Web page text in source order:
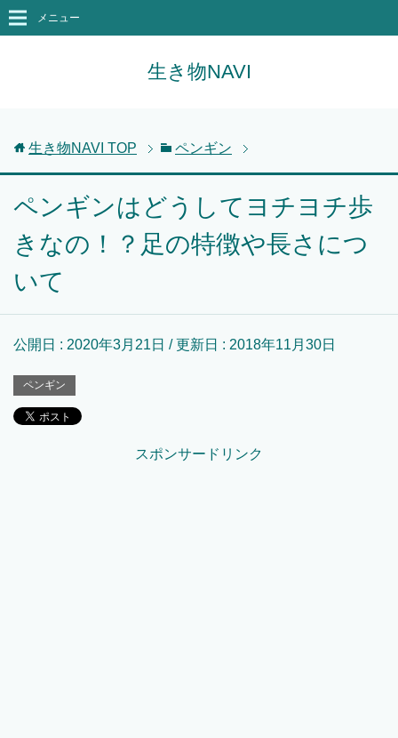
生き物NAVI
メニュー
生き物NAVI TOP ペンギン
ペンギンはどうしてヨチヨチ歩
きなの！？足の特徴や長さにつ
いて
公開日 : 2020年3月21日 / 更新日 : 2018年11月30日
ペンギン
スポンサードリンク